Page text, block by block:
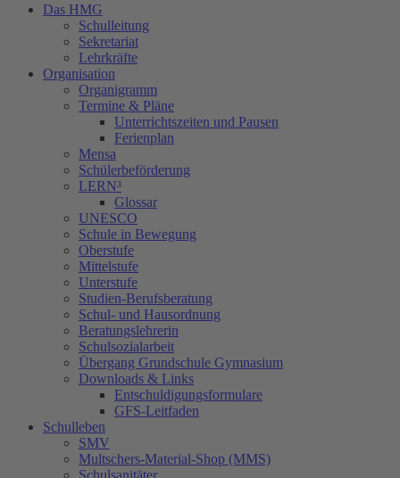
Das HMG
Schulleitung
Sekretariat
Lehrkräfte
Organisation
Organigramm
Termine & Pläne
Unterrichtszeiten und Pausen
Ferienplan
Mensa
Schülerbeförderung
LERN³
Glossar
UNESCO
Schule in Bewegung
Oberstufe
Mittelstufe
Unterstufe
Studien-Berufsberatung
Schul- und Hausordnung
Beratungslehrerin
Schulsozialarbeit
Übergang Grundschule Gymnasium
Downloads & Links
Entschuldigungsformulare
GFS-Leitfaden
Schulleben
SMV
Multschers-Material-Shop (MMS)
Schulsanitäter